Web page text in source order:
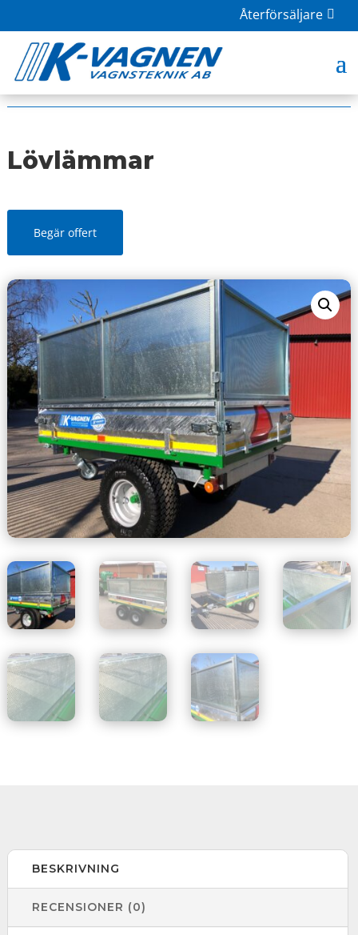
Återförsäljare
HOME | BUTIK|TILLBEHÖR| LÖVLÄMMAR
Lövlämmar
Begär offert
BESKRIVNING
RECENSIONER (0)